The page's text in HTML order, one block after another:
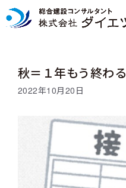
コ
ン
秋＝１年もう終わる
2022年10月20日